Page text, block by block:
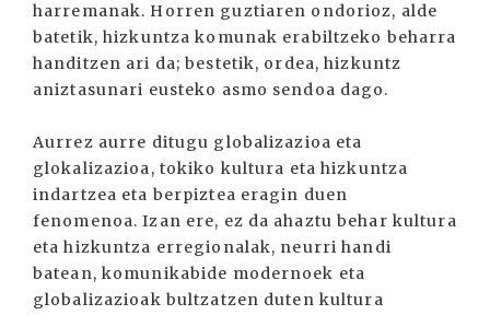
harremanak. Horren guztiaren ondorioz, alde
batetik, hizkuntza komunak erabiltzeko beharra
handitzen ari da; bestetik, ordea, hizkuntz
aniztasunari eusteko asmo sendoa dago.
Aurrez aurre ditugu globalizazioa eta
glokalizazioa, tokiko kultura eta hizkuntza
indartzea eta berpiztea eragin duen
fenomenoa. Izan ere, ez da ahaztu behar kultura
eta hizkuntza erregionalak, neurri handi
batean, komunikabide modernoek eta
globalizazioak bultzatzen duten kultura